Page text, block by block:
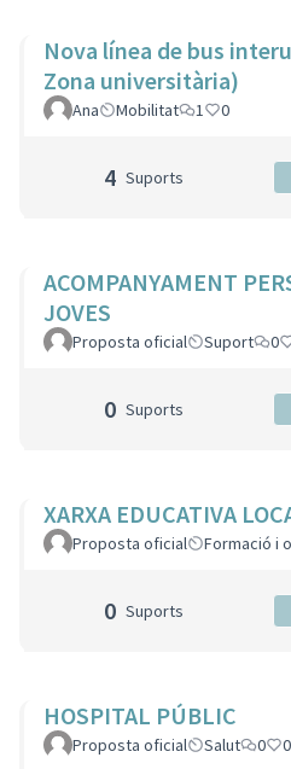
Nova línea de bus
Zona universitària)
Ana Mobilitat 1 0
4 Suports
ACOMPANYAMENT
JOVES
Proposta oficial Suport 0
0 Suports
XARXA EDUCATIVA
Proposta oficial Formació i
0 Suports
HOSPITAL PÚBLIC
Proposta oficial Salut 0 0